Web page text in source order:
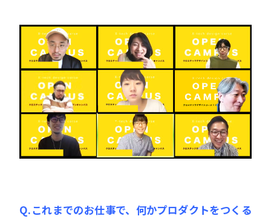
Q.これまでのお仕事で、何かプロダクトをつくる